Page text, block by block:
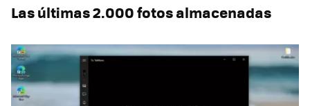
Las últimas 2.000 fotos almacenadas